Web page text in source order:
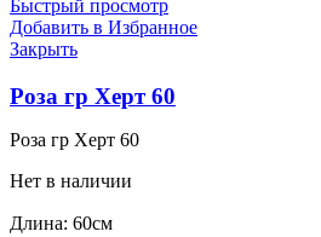
Быстрый просмотр
Добавить в Избранное
Закрыть
Роза гр Херт 60
Роза гр Херт 60
Нет в наличии
Длина: 60см